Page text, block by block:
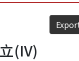
(IV)